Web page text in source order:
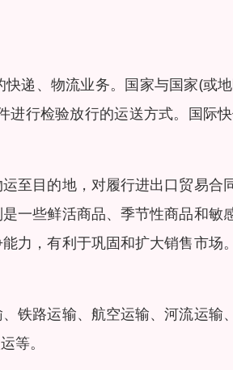
递、物流业务。国家与国家(或
行检验放行的运送方式。国际
至目的地，对履行进出口贸易合
一些鲜活商品、季节性商品和敏
力，有利于巩固和扩大销售市场
铁路运输、航空运输、河流运输
等。